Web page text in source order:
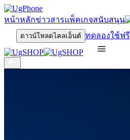
หน้าหลักข่าวสารแพ็คเกจสนับสนุน
ดาวน์โหลดไคลเอ็นต์ ทดลองใช้ฟรี